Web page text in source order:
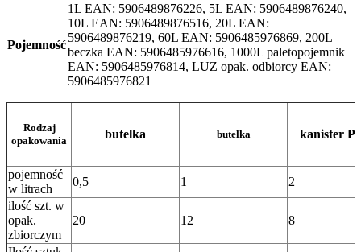
Pojemność
1L EAN: 5906489876226, 5L EAN: 5906489876240,
10L EAN: 5906489876516, 20L EAN:
5906489876219, 60L EAN: 5906485976869, 200L
beczka EAN: 5906485976616, 1000L paletopojemnik
EAN: 5906485976814, LUZ opak. odbiorcy EAN:
5906485976821
Rodzaj
opakowania
butelka butelka kanister
pojemność
w litrach
0,5 1
2
ilość szt. w
opak.
zbiorczym
20 12 8